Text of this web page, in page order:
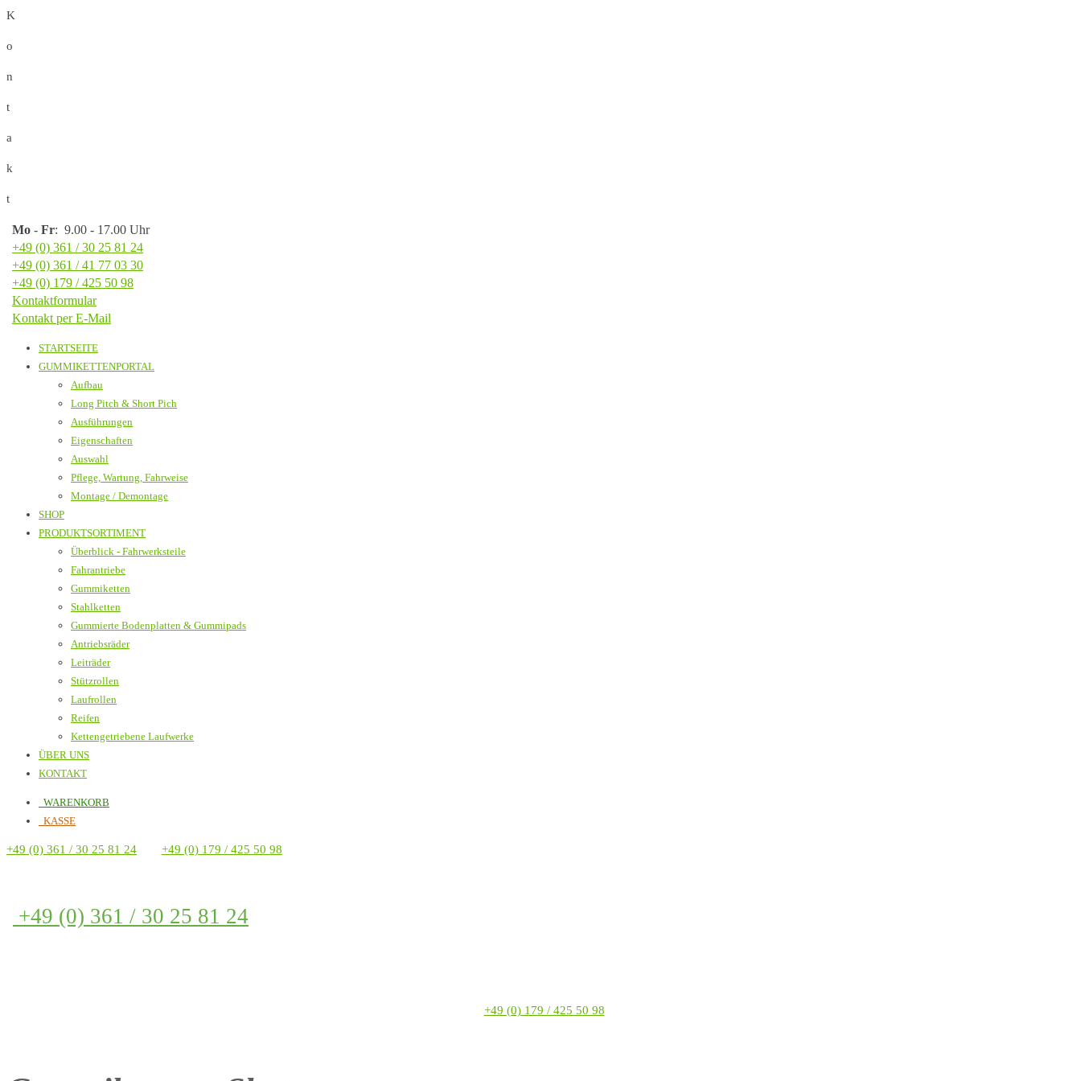
K
o
n
t
a
k
t
Mo - Fr: 9.00 - 17.00 Uhr
+49 (0) 361 / 30 25 81 24
+49 (0) 361 / 41 77 03 30
+49 (0) 179 / 425 50 98
Kontaktformular
Kontakt per E-Mail
STARTSEITE
GUMMIKETTENPORTAL
Aufbau
Long Pitch & Short Pich
Ausführungen
Eigenschaften
Auswahl
Pflege, Wartung, Fahrweise
Montage / Demontage
SHOP
PRODUKTSORTIMENT
Überblick - Fahrwerksteile
Fahrantriebe
Gummiketten
Stahlketten
Gummierte Bodenplatten & Gummipads
Antriebsräder
Leiträder
Stützrollen
Laufrollen
Reifen
Kettengetriebene Laufwerke
ÜBER UNS
KONTAKT
WARENKORB
KASSE
+49 (0) 361 / 30 25 81 24 +49 (0) 179 / 425 50 98
+49 (0) 361 / 30 25 81 24
+49 (0) 179 / 425 50 98